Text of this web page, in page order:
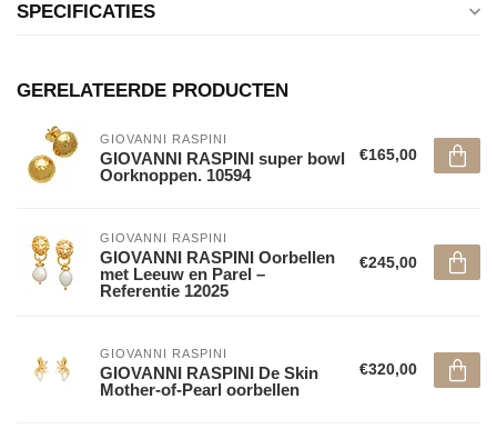
SPECIFICATIES
GERELATEERDE PRODUCTEN
GIOVANNI RASPINI
GIOVANNI RASPINI super bowl
Oorknoppen. 10594
€165,00
GIOVANNI RASPINI
GIOVANNI RASPINI Oorbellen
met Leeuw en Parel –
Referentie 12025
€245,00
GIOVANNI RASPINI
GIOVANNI RASPINI De Skin
Mother-of-Pearl oorbellen
€320,00